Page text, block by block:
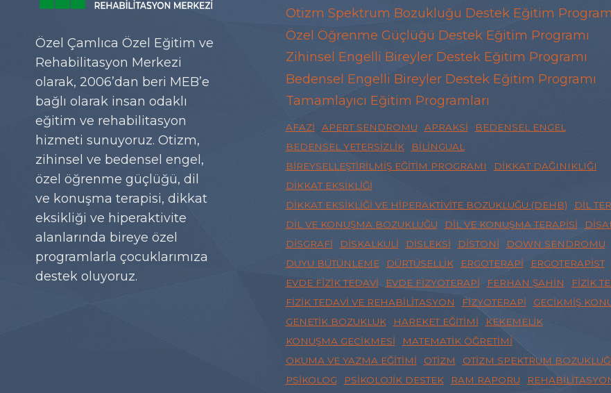
Özel Çamlıca Özel Eğitim ve
Rehabilitasyon Merkezi
olarak, 2006’dan beri MEB’e
bağlı olarak insan odaklı
eğitim ve rehabilitasyon
hizmeti sunuyoruz. Otizm,
zihinsel ve bedensel engel,
özel öğrenme güçlüğü, dil
ve konuşma terapisi, dikkat
eksikliği ve hiperaktivite
alanlarında bireye özel
programlarla çocuklarımıza
destek oluyoruz.
Otizm Spektrum Bozukluğu Destek Eğitim
Özel Öğrenme Güçlüğü Destek Eğitim Programı
Zihinsel Engelli Bireyler Destek Eğitim Programı
Bedensel Engelli Bireyler Destek Eğitim Programı
Tamamlayıcı Eğitim Programları
AFAZI APERT SENDROMU APRAKSI
BEDENSEL ENGEL
BEDENSEL YETERSIZLIK
BILINGUAL
BIREYSELLEŞTIRILMIŞ EĞITIM PROGRAMI
DIKKAT DAĞINIKLIĞI
DIKKAT EKSIKLIĞI
DIKKAT EKSIKLIĞI VE HIPERAKTIVITE BOZUKLUĞU (DEHB)
DIL
DIL VE KONUŞMA BOZUKLUĞU
DIL VE KONUŞMA TERAPISI
DISGRAFI
DISKALKULI DISLEKSI DISTONI
DOWN SENDROMU
DUYU BÜTÜNLEME
DÜRTÜSELLIK ERGOTERAPI
ERGOTERAPIST
EVDE FIZIK TEDAVI
EVDE FIZYOTERAPI FERHAN ŞAHIN
FIZIK
FIZIK TEDAVI VE REHABILITASYON
FIZYOTERAPI
GECIKMIŞ
GENETIK BOZUKLUK
HAREKET EĞITIMI
KEKEMELIK
KONUŞMA GECIKMESI
MATEMATIK ÖĞRETIMI
OKUMA VE YAZMA EĞITIMI
OTIZM
OTIZM SPEKTRUM
PSIKOLOG
PSIKOLOJIK DESTEK RAM RAPORU